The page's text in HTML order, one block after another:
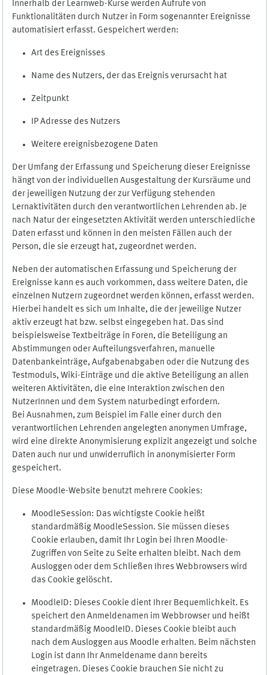
Innerhalb der Learnweb-Kurse werden Aufrufe von
Funktionalitäten durch Nutzer in Form sogenannter Ereignisse
automatisiert erfasst. Gespeichert werden:
Art des Ereignisses
Name des Nutzers, der das Ereignis verursacht hat
Zeitpunkt
IP Adresse des Nutzers
Weitere ereignisbezogene Daten
Der Umfang der Erfassung und Speicherung dieser Ereignisse
hängt von der individuellen Ausgestaltung der Kursräume und
der jeweiligen Nutzung der zur Verfügung stehenden
Lernaktivitäten durch den verantwortlichen Lehrenden ab. Je
nach Natur der eingesetzten Aktivität werden unterschiedliche
Daten erfasst und können in den meisten Fällen auch der
Person, die sie erzeugt hat, zugeordnet werden.
Neben der automatischen Erfassung und Speicherung der
Ereignisse kann es auch vorkommen, dass weitere Daten, die
einzelnen Nutzern zugeordnet werden können, erfasst werden.
Hierbei handelt es sich um Inhalte, die der jeweilige Nutzer
aktiv erzeugt hat bzw. selbst eingegeben hat. Das sind
beispielsweise Textbeiträge in Foren, die Beteiligung an
Abstimmungen oder Aufteilungsverfahren, manuelle
Datenbankeinträge, Aufgabenabgaben oder die Nutzung des
Testmoduls, Wiki-Einträge und die aktive Beteiligung an allen
weiteren Aktivitäten, die eine Interaktion zwischen den
NutzerInnen und dem System naturbedingt erfordern.
Bei Ausnahmen, zum Beispiel im Falle einer durch den
verantwortlichen Lehrenden angelegten anonymen Umfrage,
wird eine direkte Anonymisierung explizit angezeigt und solche
Daten auch nur und unwiderruflich in anonymisierter Form
gespeichert.
Diese Moodle-Website benutzt mehrere Cookies:
MoodleSession: Das wichtigste Cookie heißt
standardmäßig MoodleSession. Sie müssen dieses
Cookie erlauben, damit Ihr Login bei Ihren Moodle-
Zugriffen von Seite zu Seite erhalten bleibt. Nach dem
Ausloggen oder dem Schließen Ihres Webbrowsers wird
das Cookie gelöscht.
MoodleID: Dieses Cookie dient Ihrer Bequemlichkeit. Es
speichert den Anmeldenamen im Webbrowser und heißt
standardmäßig MoodleID. Dieses Cookie bleibt auch
nach dem Ausloggen aus Moodle erhalten. Beim nächsten
Login ist dann Ihr Anmeldename dann bereits
eingetragen. Dieses Cookie brauchen Sie nicht zu